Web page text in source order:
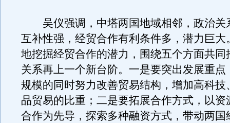
吴仪强调，中塔两国地域相邻，政治关
互补性强，经贸合作有利条件多，潜力巨大
地挖掘经贸合作的潜力，围绕五个方面共同
关系再上一个新台阶。一是要突出发展重点
规模的同时努力改善贸易结构，增加高科技
品贸易的比重；二是要拓展合作方式，以资
合作为先导，探索多种融资方式，带动两国